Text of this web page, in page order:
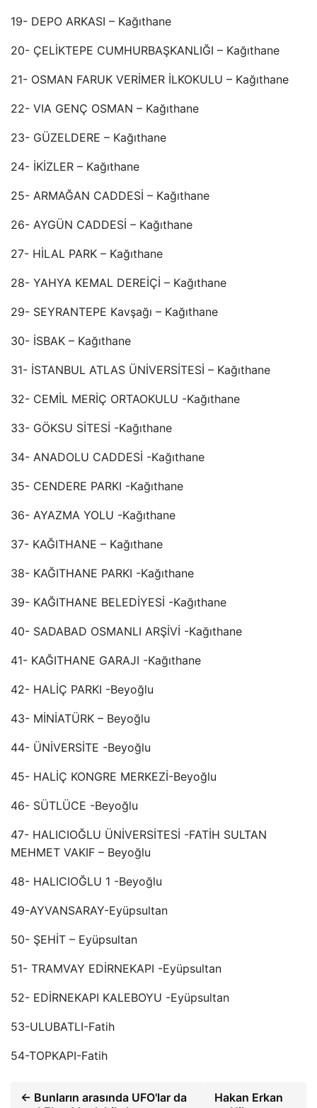
19- DEPO ARKASI – Kağıthane
20- ÇELİKTEPE CUMHURBAŞKANLIĞI – Kağıthane
21- OSMAN FARUK VERİMER İLKOKULU – Kağıthane
22- VIA GENÇ OSMAN – Kağıthane
23- GÜZELDERE – Kağıthane
24- İKİZLER – Kağıthane
25- ARMAĞAN CADDESİ – Kağıthane
26- AYGÜN CADDESİ – Kağıthane
27- HİLAL PARK – Kağıthane
28- YAHYA KEMAL DEREİÇİ – Kağıthane
29- SEYRANTEPE Kavşağı – Kağıthane
30- İSBAK – Kağıthane
31- İSTANBUL ATLAS ÜNİVERSİTESİ – Kağıthane
32- CEMİL MERİÇ ORTAOKULU -Kağıthane
33- GÖKSU SİTESİ -Kağıthane
34- ANADOLU CADDESİ -Kağıthane
35- CENDERE PARKI -Kağıthane
36- AYAZMA YOLU -Kağıthane
37- KAĞITHANE – Kağıthane
38- KAĞITHANE PARKI -Kağıthane
39- KAĞITHANE BELEDİYESİ -Kağıthane
40- SADABAD OSMANLI ARŞİVİ -Kağıthane
41- KAĞITHANE GARAJI -Kağıthane
42- HALİÇ PARKI -Beyoğlu
43- MİNİATÜRK – Beyoğlu
44- ÜNİVERSİTE -Beyoğlu
45- HALİÇ KONGRE MERKEZİ-Beyoğlu
46- SÜTLÜCE -Beyoğlu
47- HALICIOĞLU ÜNİVERSİTESİ -FATİH SULTAN
MEHMET VAKIF – Beyoğlu
48- HALICIOĞLU 1 -Beyoğlu
49-AYVANSARAY-Eyüpsultan
50- ŞEHİT – Eyüpsultan
51- TRAMVAY EDİRNEKAPI -Eyüpsultan
52- EDİRNEKAPI KALEBOYU -Eyüpsultan
53-ULUBATLI-Fatih
54-TOPKAPI-Fatih
← Bunların arasında UFO'lar da
Hakan Erkan